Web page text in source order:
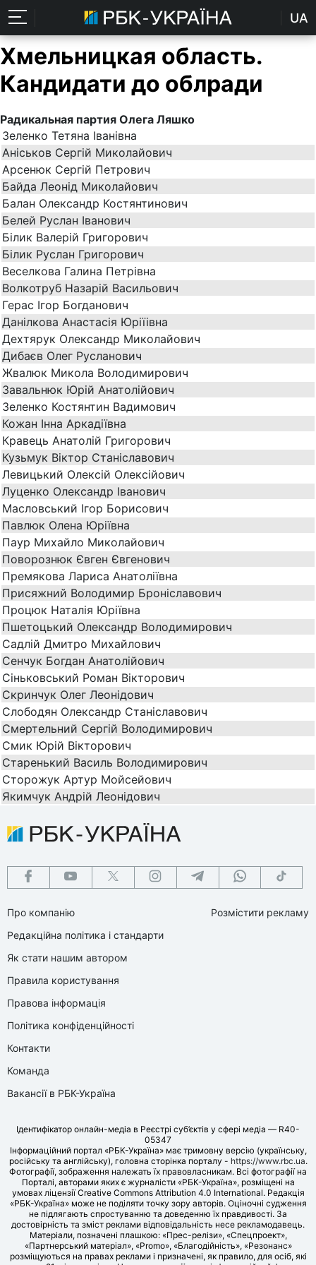
UA
Хмельницкая область.
Кандидати до облради
Радикальная партия Олега Ляшко
Зеленко Тетяна Іванівна
Аніськов Сергій Миколайович
Арсенюк Сергій Петрович
Байда Леонід Миколайович
Балан Олександр Костянтинович
Белей Руслан Іванович
Білик Валерій Григорович
Білик Руслан Григорович
Веселкова Галина Петрівна
Волкотруб Назарій Васильович
Герас Ігор Богданович
Данілкова Анастасія Юріїівна
Дехтярук Олександр Миколайович
Дибаєв Олег Русланович
Жвалюк Микола Володимирович
Завальнюк Юрій Анатолійович
Зеленко Костянтин Вадимович
Кожан Інна Аркадіївна
Кравець Анатолій Григорович
Кузьмук Віктор Станіславович
Левицький Олексій Олексійович
Луценко Олександр Іванович
Масловський Ігор Борисович
Павлюк Олена Юріївна
Паур Михайло Миколайович
Поворознюк Євген Євгенович
Премякова Лариса Анатоліївна
Присяжний Володимир Броніславович
Процюк Наталія Юріївна
Пшетоцький Олександр Володимирович
Садлій Дмитро Михайлович
Сенчук Богдан Анатолійович
Сіньковський Роман Вікторович
Скринчук Олег Леонідович
Слободян Олександр Станіславович
Смертельний Сергій Володимирович
Смик Юрій Вікторович
Старенький Василь Володимирович
Сторожук Артур Мойсейович
Якимчук Андрій Леонідович
Про компанію
Редакційна політика і стандарти
Як стати нашим автором
Правила користування
Правова інформація
Політика конфіденційності
Контакти
Команда
Вакансії в РБК-Україна
Розмістити рекламу
Ідентифікатор онлайн-медіа в Реєстрі суб’єктів у сфері медіа — R40-
05347
Інформаційний портал «РБК-Україна» має тримовну версію (українську,
російську та англійську), головна сторінка порталу - https://www.rbc.ua.
Фотографії, зображення належать їх правовласникам. Всі фотографії на
Порталі, авторами яких є журналісти «РБК-Україна», розміщені на
умовах ліцензії Creative Commons Attribution 4.0 International. Редакція
«РБК-Україна» може не поділяти точку зору авторів. Оціночні судження
не підлягають спростуванню та доведенню їх правдивості. За
достовірність та зміст реклами відповідальність несе рекламодавець.
Матеріали, позначені плашкою: «Прес-релізи», «Спецпроект»,
«Партнерський матеріал», «Promo», «Благодійність», «Резонанс»
розміщуються на правах реклами і призначені, як правило, для осіб, які